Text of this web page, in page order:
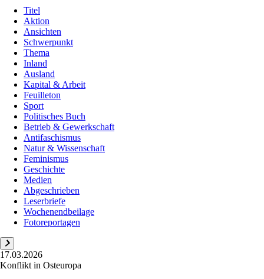
Titel
Aktion
Ansichten
Schwerpunkt
Thema
Inland
Ausland
Kapital & Arbeit
Feuilleton
Sport
Politisches Buch
Betrieb & Gewerkschaft
Antifaschismus
Natur & Wissenschaft
Feminismus
Geschichte
Medien
Abgeschrieben
Leserbriefe
Wochenendbeilage
Fotoreportagen
17.03.2026
Konflikt in Osteuropa